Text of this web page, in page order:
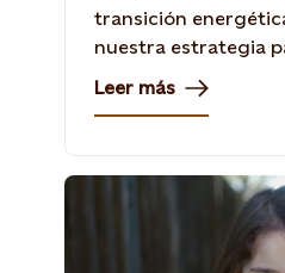
transición
nuestra estrategia
Leer más